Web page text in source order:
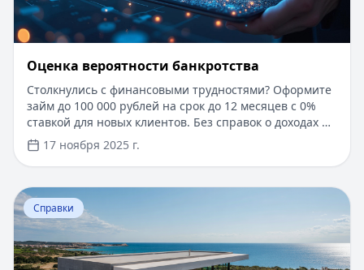
Оценка вероятности банкротства
Столкнулись с финансовыми трудностями? Оформите
займ до 100 000 рублей на срок до 12 месяцев с 0%
ставкой для новых клиентов. Без справок о доходах и
документов — решение за 5 минут. Получите деньги
быстро и прозрачно через проверенные сервисы.
17 ноября 2025 г.
Перейти к статье:
Справки